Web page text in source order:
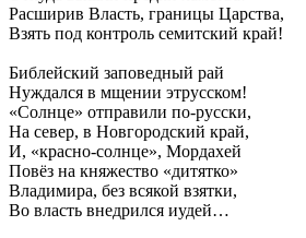
Расширив Власть, границы Царства,
Взять под контроль семитский край!
Библейский заповедный рай
Нуждался в мщении этрусском!
«Солнце» отправили по-русски,
На север, в Новгородский край,
И, «красно-солнце», Мордахей
Повёз на княжество «дитятко»
Владимира, без всякой взятки,
Во власть внедрился иудей…